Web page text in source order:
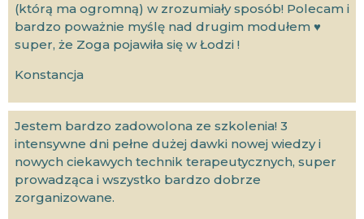
(którą ma ogromną) w zrozumiały sposób! Polecam i
bardzo poważnie myślę nad drugim modułem ♥️
super, że Zoga pojawiła się w Łodzi !
Konstancja
Jestem bardzo zadowolona ze szkolenia! 3
intensywne dni pełne dużej dawki nowej wiedzy i
nowych ciekawych technik terapeutycznych, super
prowadząca i wszystko bardzo dobrze
zorganizowane.